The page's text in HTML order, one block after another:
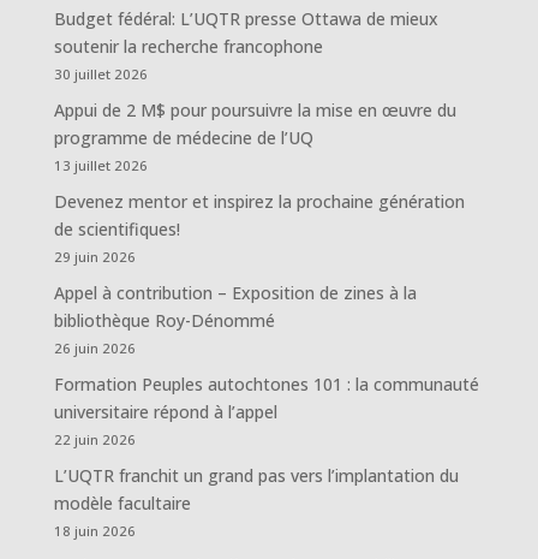
Budget fédéral: L’UQTR presse Ottawa de mieux
soutenir la recherche francophone
30 juillet 2026
Appui de 2 M$ pour poursuivre la mise en œuvre du
programme de médecine de l’UQ
13 juillet 2026
Devenez mentor et inspirez la prochaine génération
de scientifiques!
29 juin 2026
Appel à contribution – Exposition de zines à la
bibliothèque Roy-Dénommé
26 juin 2026
Formation Peuples autochtones 101 : la communauté
universitaire répond à l’appel
22 juin 2026
L’UQTR franchit un grand pas vers l’implantation du
modèle facultaire
18 juin 2026